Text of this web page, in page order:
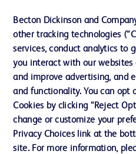
インクルージョン、ダイバー
シティ ＆ エクイティ
投資家向け情報（英語）
会社案内
お問い合わせ
Cookie Preferences
Becton Dickinson and
other tracking technologies
services, conduct analytics to
you interact with our websites
and improve advertising, and
and functionality. You can opt
Cookies by clicking “Reject
change or customize your
Privacy Choices link at the
site. For more information,